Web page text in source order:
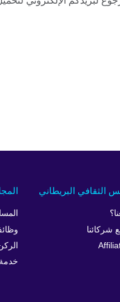
خدمة
الثقافي البريطاني